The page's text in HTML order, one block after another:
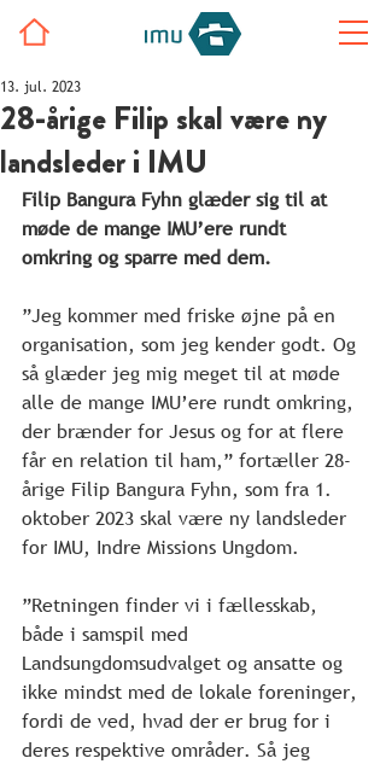
28-årige Filip skal være ny
landsleder i IMU
13. jul. 2023
Filip Bangura Fyhn glæder sig til at
møde de mange IMU’ere rundt
omkring og sparre med dem.
”Jeg kommer med friske øjne på en
organisation, som jeg kender godt. Og
så glæder jeg mig meget til at møde
alle de mange IMU’ere rundt omkring,
der brænder for Jesus og for at flere
får en relation til ham,” fortæller 28-
årige Filip Bangura Fyhn, som fra 1.
oktober 2023 skal være ny landsleder
for IMU, Indre Missions Ungdom.
”Retningen finder vi i fællesskab,
både i samspil med
Landsungdomsudvalget og ansatte og
ikke mindst med de lokale foreninger,
fordi de ved, hvad der er brug for i
deres respektive områder. Så jeg